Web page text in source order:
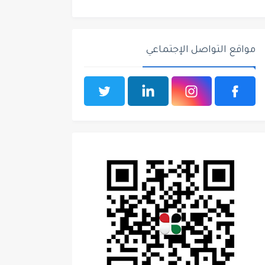
مواقع التواصل الإجتماعي